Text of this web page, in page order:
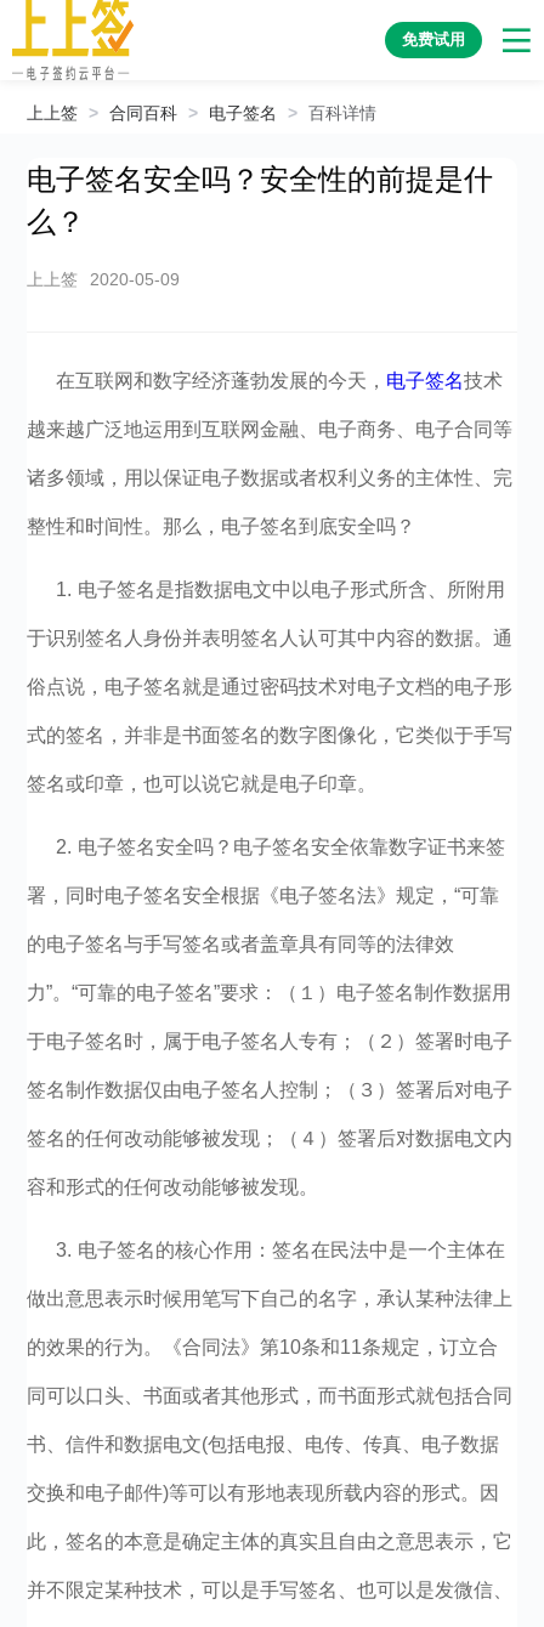
免费试用
上上签 > 合同百科 > 电子签名 > 百科详情
电子签名安全吗？安全性的前提是什
么？
上上签 2020-05-09
在互联网和数字经济蓬勃发展的今天， 电子签名技术
越来越广泛地运用到互联网金融、电子商务、电子合同等
诸多领域，用以保证电子数据或者权利义务的主体性、完
整性和时间性。那么，电子签名到底安全吗？
1. 电子签名是指数据电文中以电子形式所含、所附用
于识别签名人身份并表明签名人认可其中内容的数据。通
俗点说，电子签名就是通过密码技术对电子文档的电子形
式的签名，并非是书面签名的数字图像化，它类似于手写
签名或印章，也可以说它就是电子印章。
2. 电子签名安全吗？电子签名安全依靠数字证书来签
署，同时电子签名安全根据《电子签名法》规定，“可靠
的电子签名与手写签名或者盖章具有同等的法律效
力”。“可靠的电子签名”要求：（１）电子签名制作数据用
于电子签名时，属于电子签名人专有；（２）签署时电子
签名制作数据仅由电子签名人控制；（３）签署后对电子
签名的任何改动能够被发现；（４）签署后对数据电文内
容和形式的任何改动能够被发现。
3. 电子签名的核心作用：签名在民法中是一个主体在
做出意思表示时候用笔写下自己的名字，承认某种法律上
的效果的行为。《合同法》第10条和11条规定，订立合
同可以口头、书面或者其他形式，而书面形式就包括合同
书、信件和数据电文(包括电报、电传、传真、电子数据
交换和电子邮件)等可以有形地表现所载内容的形式。因
此，签名的本意是确定主体的真实且自由之意思表示，它
并不限定某种技术，可以是手写签名、也可以是发微信、